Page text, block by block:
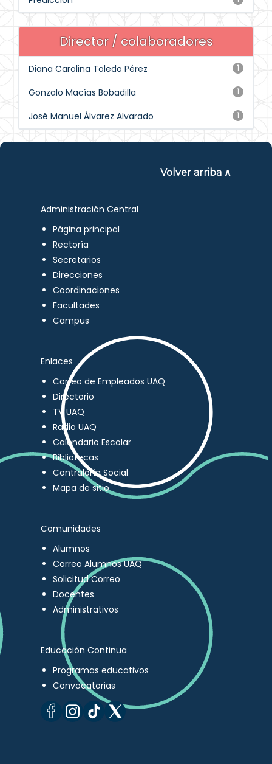
Director / colaboradores
1
Diana Carolina Toledo Pérez
1
Gonzalo Macías Bobadilla
1
José Manuel Álvarez Alvarado
Volver arriba ∧
Administración Central
Página principal
Rectoría
Secretarios
Direcciones
Coordinaciones
Facultades
Campus
Enlaces
Correo de Empleados UAQ
Directorio
TV UAQ
Radio UAQ
Calendario Escolar
Bibliotecas
Contraloría Social
Mapa de sitio
Comunidades
Alumnos
Correo Alumnos UAQ
Solicitud Correo
Docentes
Administrativos
Educación Continua
Programas educativos
Convocatorias